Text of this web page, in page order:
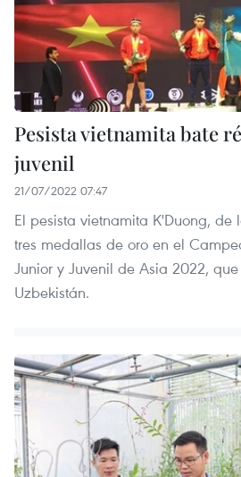
Pesista vietnamita bate
juvenil
21/07/2022 07:47
El pesista vietnamita K'Duong, de
tres medallas de oro en el
Junior y Juvenil de Asia 2022,
Uzbekistán.